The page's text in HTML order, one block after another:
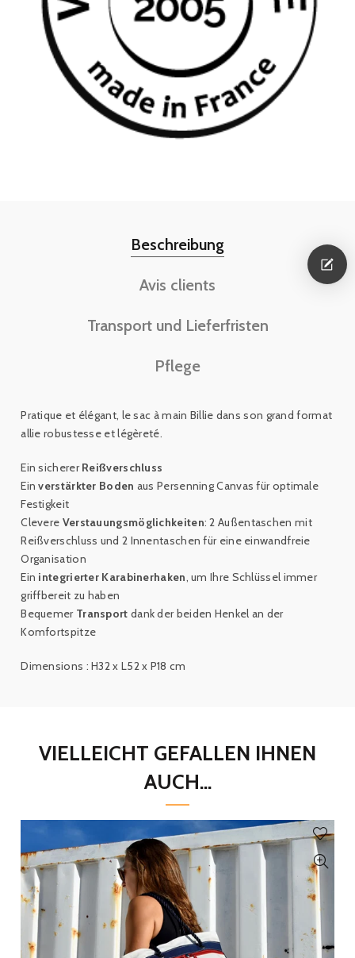
Beschreibung
Avis clients
Transport und Lieferfristen
Pflege
Pratique et élégant, le sac à main Billie dans son grand format
allie robustesse et légèreté.
Ein sichererReißverschluss
Ein verstärkter Boden aus Persenning Canvas für optimale
Festigkeit
Clevere Verstauungsmöglichkeiten: 2 Außentaschen mit
Reißverschluss und 2 Innentaschen für eine einwandfreie
Organisation
Ein integrierter Karabinerhaken, um Ihre Schlüssel immer
griffbereit zu haben
BequemerTransport dank der beiden Henkel an der
Komfortspitze
Dimensions : H32 x L52 x P18 cm
VIELLEICHT GEFALLEN IHNEN
AUCH...